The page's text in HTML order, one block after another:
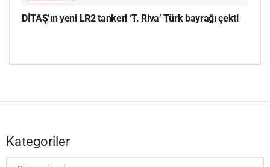
DİTAŞ’ın yeni LR2 tankeri ‘T. Riva’ Türk bayrağı çekti
Kategoriler